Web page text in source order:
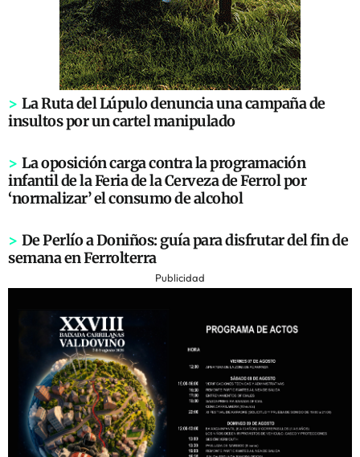
> La Ruta del Lúpulo denuncia una campaña de
insultos por un cartel manipulado
> La oposición carga contra la programación
infantil de la Feria de la Cerveza de Ferrol por
‘normalizar’ el consumo de alcohol
> De Perlío a Doniños: guía para disfrutar del fin de
semana en Ferrolterra
Publicidad